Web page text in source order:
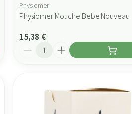
Physiomer
Physiomer Mouche Bebe Nouveau
15,38 €
Quantité